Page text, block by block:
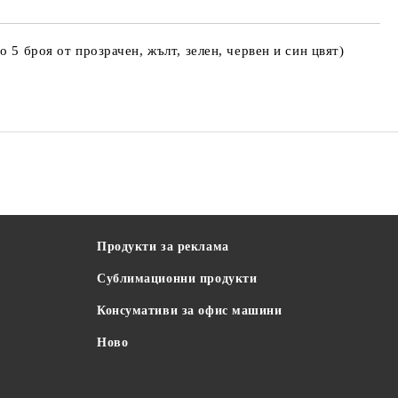
броя от прозрачен, жълт, зелен, червен и син цвят)
Продукти за реклама
Сублимационни продукти
Консумативи за офис машини
Ново